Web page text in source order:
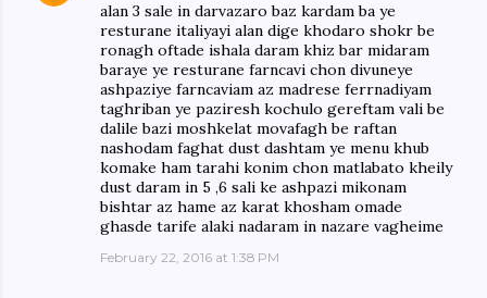
alan 3 sale in darvazaro baz kardam ba ye
resturane italiyayi alan dige khodaro shokr be
ronagh oftade ishala daram khiz bar midaram
baraye ye resturane farncavi chon divuneye
ashpaziye farncaviam az madrese ferrnadiyam
taghriban ye paziresh kochulo gereftam vali be
dalile bazi moshkelat movafagh be raftan
nashodam faghat dust dashtam ye menu khub
komake ham tarahi konim chon matlabato kheily
dust daram in 5 ,6 sali ke ashpazi mikonam
bishtar az hame az karat khosham omade
ghasde tarife alaki nadaram in nazare vagheime
February 22, 2016 at 1:38 PM